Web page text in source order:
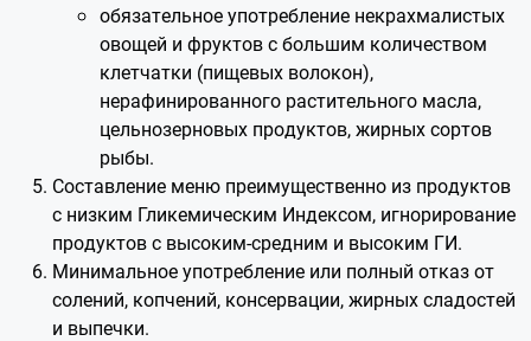
обязательное употребление некрахмалистых
овощей и фруктов с большим количеством
клетчатки (пищевых волокон),
нерафинированного растительного масла,
цельнозерновых продуктов, жирных сортов
рыбы.
Составление меню преимущественно из продуктов
с низким Гликемическим Индексом, игнорирование
продуктов с высоким-средним и высоким ГИ.
Минимальное употребление или полный отказ от
солений, копчений, консервации, жирных сладостей
и выпечки.